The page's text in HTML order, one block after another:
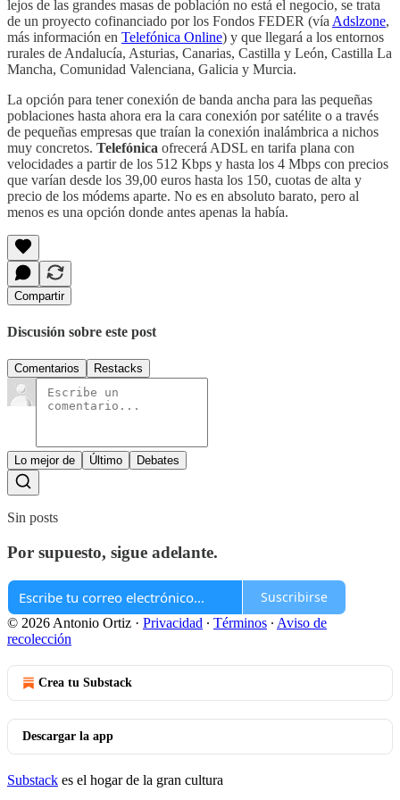
lejos de las grandes masas de población no está el negocio, se trata
de un proyecto cofinanciado por los Fondos FEDER (vía Adslzone,
más información en Telefónica Online) y que llegará a los entornos
rurales de Andalucía, Asturias, Canarias, Castilla y León, Castilla La
Mancha, Comunidad Valenciana, Galicia y Murcia.
La opción para tener conexión de banda ancha para las pequeñas
poblaciones hasta ahora era la cara conexión por satélite o a través
de pequeñas empresas que traían la conexión inalámbrica a nichos
muy concretos. Telefónica ofrecerá ADSL en tarifa plana con
velocidades a partir de los 512 Kbps y hasta los 4 Mbps con precios
que varían desde los 39,00 euros hasta los 150, cuotas de alta y
precio de los módems aparte. No es en absoluto barato, pero al
menos es una opción donde antes apenas la había.
Compartir
Discusión sobre este post
Comentarios Restacks
Lo mejor de Último Debates
Sin posts
Por supuesto, sigue adelante.
Suscribirse
© 2026 Antonio Ortiz · Privacidad ∙ Términos ∙ Aviso de
recolección
Crea tu Substack
Descargar la app
Substack es el hogar de la gran cultura